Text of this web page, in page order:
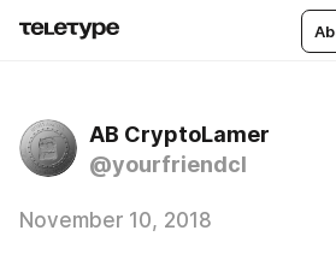
AB CryptoLamer
@yourfriendcl
November 10, 2018